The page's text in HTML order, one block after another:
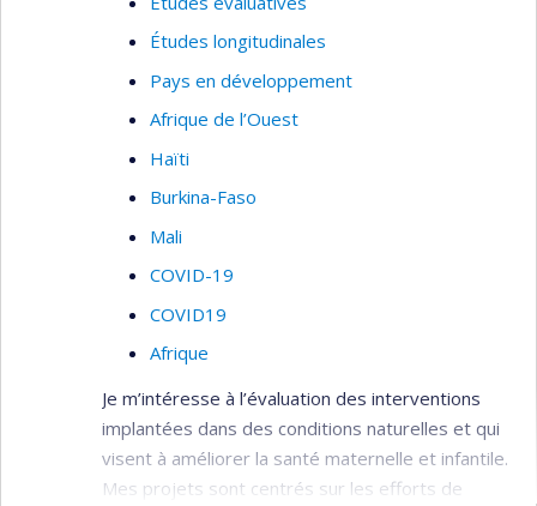
l'Inadaptation Psychosociale chez l'enfant
Réseau Périnatologie.
Études longitudinales
Pays en développement
Afrique de l’Ouest
Haïti
Burkina-Faso
Mali
COVID-19
COVID19
Afrique
Je m’intéresse à l’évaluation des interventions
implantées dans des conditions naturelles et qui
visent à améliorer la santé maternelle et infantile.
Mes projets sont centrés sur les efforts de